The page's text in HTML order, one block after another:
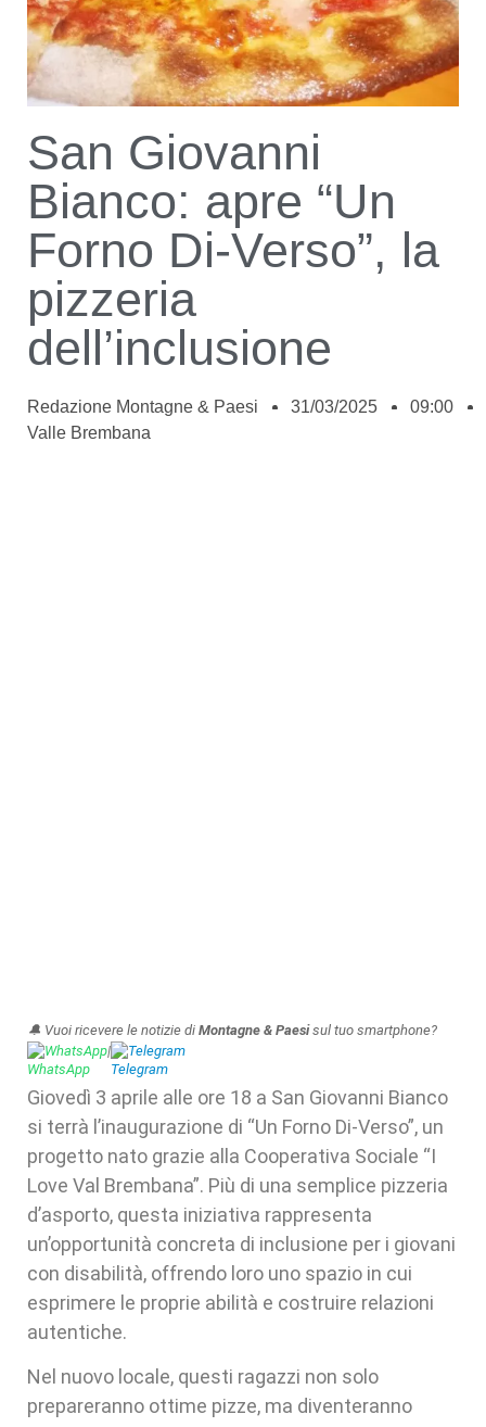
San Giovanni
Bianco: apre “Un
Forno Di-Verso”, la
pizzeria
dell’inclusione
Redazione Montagne & Paesi 31/03/2025
09:00
Valle Brembana
🔔 Vuoi ricevere le notizie di Montagne & Paesisul tuo smartphone?
WhatsApp| Telegram
Giovedì 3 aprile alle ore 18 a San Giovanni Bianco
si terrà l’inaugurazione di “Un Forno Di-Verso”, un
progetto nato grazie alla Cooperativa Sociale “I
Love Val Brembana”. Più di una semplice pizzeria
d’asporto, questa iniziativa rappresenta
un’opportunità concreta di inclusione per i giovani
con disabilità, offrendo loro uno spazio in cui
esprimere le proprie abilità e costruire relazioni
autentiche.
Nel nuovo locale, questi ragazzi non solo
prepareranno ottime pizze, ma diventeranno